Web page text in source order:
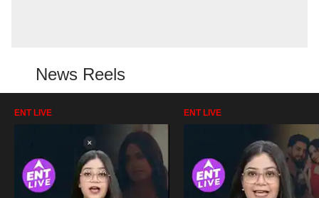
News Reels
ENT LIVE ENT LIVE